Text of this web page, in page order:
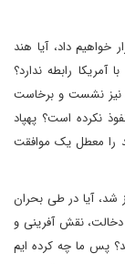
داد، آیا هند
آمریکا رابطه ندارد؟
نیز نشست و برخاست
نکرده است؟ پهپاد
را معطل یک موافقت
شد، آیا در طی بحران
دخالت، نقش آفرینی و
پس ما چه کرده ایم